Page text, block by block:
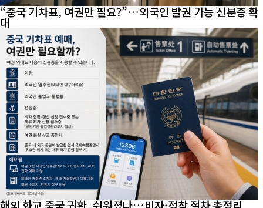
“중국 기차표, 여권만 필요?”…외국인 발권 가능 신분증 확
대